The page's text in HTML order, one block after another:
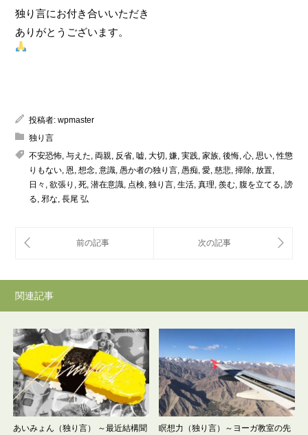
独り言にお付き合いいただき
ありがとうございます。
投稿者: wpmaster
独り言
不安恐怖 与えた 両親 反省 嘘 大切 嫌 実践 家族 後悔 心 思い ,性懲
りもない 恩 想念 意識 愚か者の独り言 愚痴 愛 慈悲 掃除 放置
日々 欲張り 死 潜在意識 点検 独り言 生活 真理 羨む 腹を立てる 謗
る 邪な 長尾 弘
関連記事
あいみょん（独り言） ～最近結構聞
瞑想力（独り言）～ヨーガ教室の先